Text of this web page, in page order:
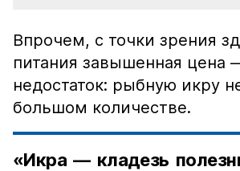
Впрочем, с точки зрения
питания завышенная цена
недостаток: рыбную икру
большом количестве.
«Икра — кладезь